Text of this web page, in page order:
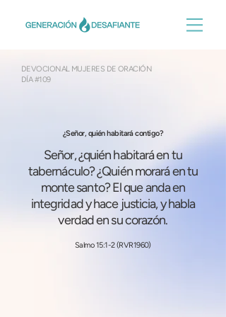
DEVOCIONAL MUJERES DE ORACIÓN
DÍA #109
¿Señor, quién habitará contigo?
Señor, ¿quién habitará en tu
tabernáculo? ¿Quién morará en tu
monte santo? El que anda en
integridad y hace justicia, y habla
verdad en su corazón.
Salmo 15:1-2 (RVR1960)